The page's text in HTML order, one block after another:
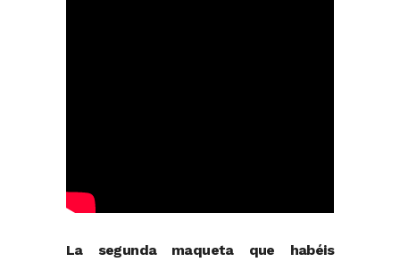
La segunda maqueta que habéis